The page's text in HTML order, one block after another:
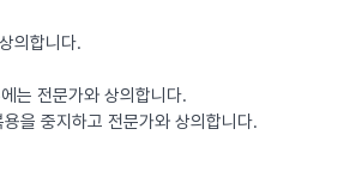
의합니다.
는 전문가와 상의합니다.
을 중지하고 전문가와 상의합니다.